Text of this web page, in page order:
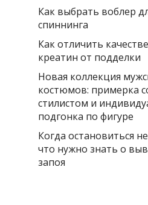
Как выбрать воблер
спиннинга
Как отличить
креатин от подделки
Новая коллекция
костюмов: примерка
стилистом и
подгонка по фигуре
Когда остановиться
что нужно знать о
запоя